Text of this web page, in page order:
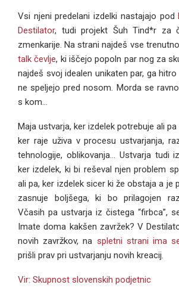
Vsi njeni predelani izdelki nastajajo pod
Destilator, tudi projekt Šuh Tind*r za
zmenkarije. Na strani najdeš vse
talk čevlje, ki iščejo popoln par nog za
najdeš svoj idealen unikaten par, ga
ne speljejo pred nosom. Morda se
s kom…
Maja ustvarja, ker izdelek potrebuje ali pa
ker raje uživa v procesu ustvarjanja,
tehnologije, oblikovanja… Ustvarja tudi
ker izdelek, ki bi reševal njen problem
ali pa, ker izdelek sicer ki že obstaja a je
zasnuje boljšega, ki bo prilagojen
Včasih pa ustvarja iz čistega “firbca”,
Imate doma kakšen zavržek? V
novih zavržkov, na spletni strani ima
prišli prav pri ustvarjanju novih kreacij.
Vir: Skupnost slovenskih podjetnic